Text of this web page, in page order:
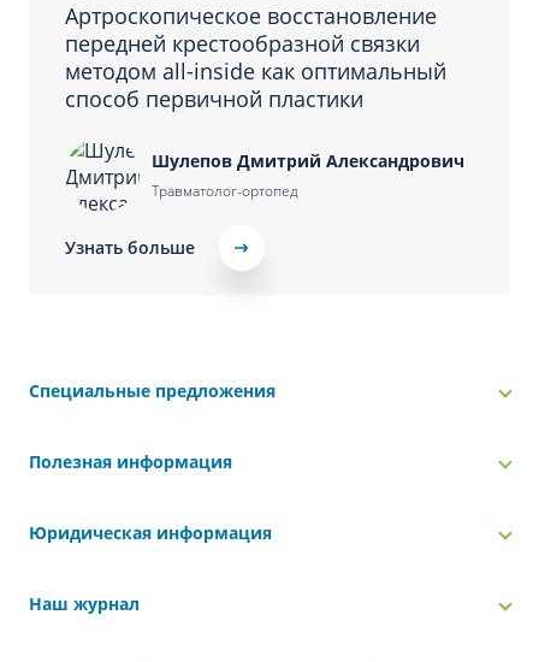
Артроскопическое восстановление
передней крестообразной связки
методом all-inside как оптимальный
способ первичной пластики
Шулепов Дмитрий Александрович
Травматолог-ортопед
Узнать больше
Специальные предложения
Полезная информация
Юридическая информация
Наш журнал